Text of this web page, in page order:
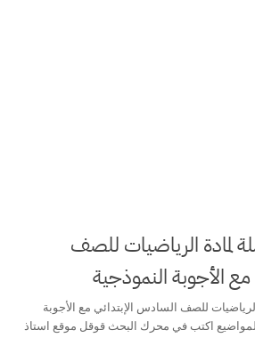
لمادة الرياضيات للصف
الأجوبة النموذجية
للصف السادس الإبتدائي مع الأجوبة
اكتب في محرك البحث قوقل موقع استاذ